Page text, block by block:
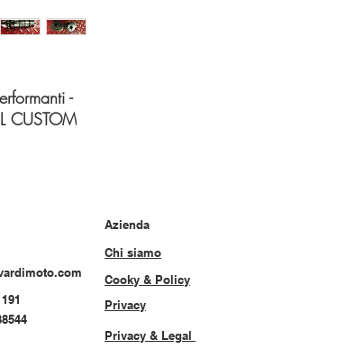
-
CUSTOM
Azienda
Chi siamo
Cooky & Policy
Privacy
Privacy & Legal